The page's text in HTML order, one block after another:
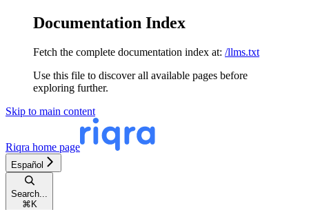
Documentation Index
Fetch the complete documentation index at: /llms.txt
Use this file to discover all available pages before
exploring further.
Skip to main content
Riqra home page
Español
Search...
⌘ K